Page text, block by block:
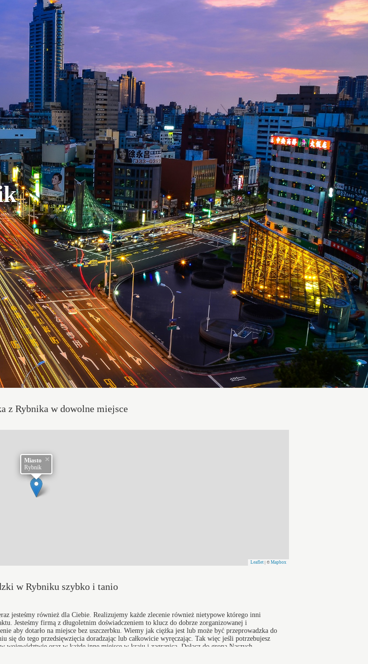
z Rybnika w dowolne miejsce
Miasto
Rybnik
×
Leaflet | © Mapbox
w Rybniku szybko i tanio
jesteśmy również dla Ciebie. Realizujemy każde zlecenie również nietypowe którego inni
Jesteśmy firmą z długoletnim doświadczeniem to klucz do dobrze zorganizowanej i
aby dotarło na miejsce bez uszczerbku. Wiemy jak ciężka jest lub może być przeprowadzka do
do tego przedsięwzięcia doradzając lub całkowicie wyręczając. Tak więc jeśli potrzebujesz
województwie oraz w każde inne miejsce w kraju i zagranicą. Dołącz do grona Naszych